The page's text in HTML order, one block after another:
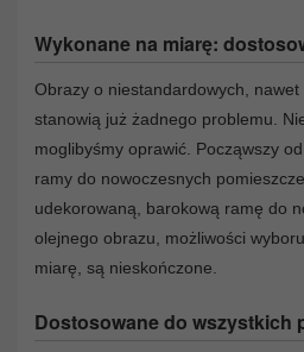
Wykonane na miarę:
Obrazy o niestandardowych,
stanowią już żadnego problemu.
moglibyśmy oprawić. Począwszy
ramy do nowoczesnych
udekorowaną, barokową ramę do
olejnego obrazu, możliwości
miarę, są nieskończone.
Dostosowane do wszystkich